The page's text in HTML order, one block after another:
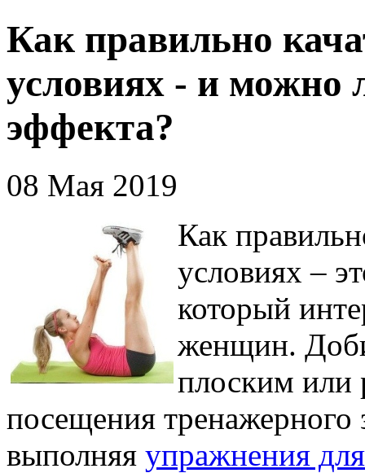
Как правильно
условиях - и можно
эффекта?
08 Мая 2019
Как
условиях –
который
женщин.
плоским или
посещения тренажерного
выполняя упражнения